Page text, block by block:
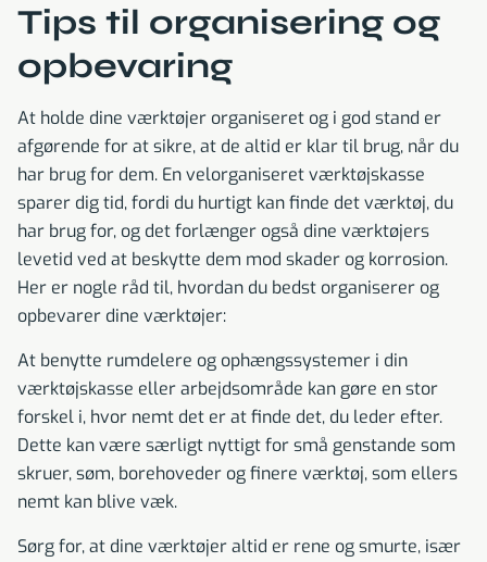
Tips til organisering og
opbevaring
At holde dine værktøjer organiseret og i god stand er
afgørende for at sikre, at de altid er klar til brug, når du
har brug for dem. En velorganiseret værktøjskasse
sparer dig tid, fordi du hurtigt kan finde det værktøj, du
har brug for, og det forlænger også dine værktøjers
levetid ved at beskytte dem mod skader og korrosion.
Her er nogle råd til, hvordan du bedst organiserer og
opbevarer dine værktøjer:
At benytte rumdelere og ophængssystemer i din
værktøjskasse eller arbejdsområde kan gøre en stor
forskel i, hvor nemt det er at finde det, du leder efter.
Dette kan være særligt nyttigt for små genstande som
skruer, søm, borehoveder og finere værktøj, som ellers
nemt kan blive væk.
Sørg for, at dine værktøjer altid er rene og smurte, især